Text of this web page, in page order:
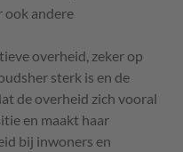
ook andere
overheid, zeker op
sterk is en de
de overheid zich vooral
en maakt haar
bij inwoners en